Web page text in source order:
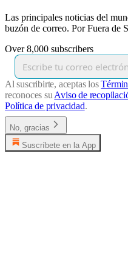
Las principales noticias del
buzón de correo. Por Fuera de
Over 8,000 subscribers
Al suscribirte, aceptas los
reconoces suAviso de
Política de privacidad.
No, gracias
Suscríbete en la App